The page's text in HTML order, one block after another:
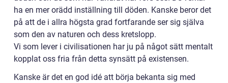
ha en mer orädd inställning till döden. Kanske beror det
på att de i allra högsta grad fortfarande ser sig själva
som den av naturen och dess kretslopp.
Vi som lever i civilisationen har ju på något sätt mentalt
kopplat oss fria från detta synsätt på existensen.
Kanske är det en god idé att börja bekanta sig med